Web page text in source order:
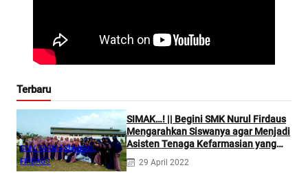
Terbaru
SMK FARMASI NURUL
FIRDAUS
SIMAK…! || Begini SMK Nurul Firdaus
Mengarahkan Siswanya agar Menjadi
Asisten Tenaga Kefarmasian yang
Profesional
29 April 2022